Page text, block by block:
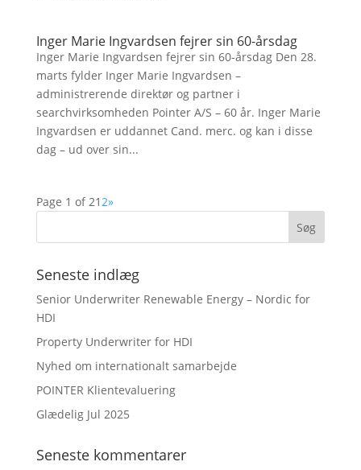
Inger Marie Ingvardsen fejrer sin 60-årsdag
Inger Marie Ingvardsen fejrer sin 60-årsdag Den 28.
marts fylder Inger Marie Ingvardsen –
administrerende direktør og partner i
searchvirksomheden Pointer A/S – 60 år. Inger Marie
Ingvardsen er uddannet Cand. merc. og kan i disse
dag – ud over sin...
Page 1 of 212»
Seneste indlæg
Senior Underwriter Renewable Energy – Nordic for
HDI
Property Underwriter for HDI
Nyhed om internationalt samarbejde
POINTER Klientevaluering
Glædelig Jul 2025
Seneste kommentarer